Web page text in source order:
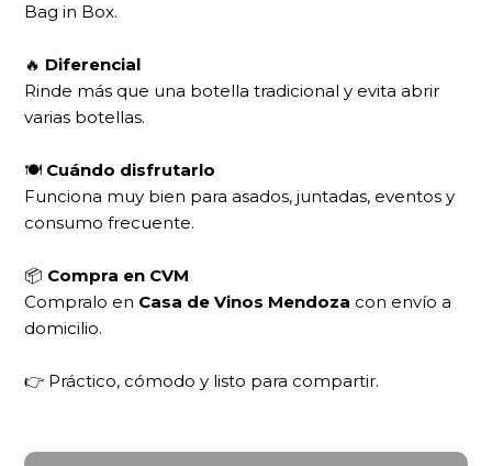
Bag in Box.
🔥 Diferencial
Rinde más que una botella tradicional y evita abrir
varias botellas.
🍽 Cuándo disfrutarlo
Funciona muy bien para asados, juntadas, eventos y
consumo frecuente.
📦 Compra en CVM
Compralo en Casa de Vinos Mendoza con envío a
domicilio.
👉 Práctico, cómodo y listo para compartir.